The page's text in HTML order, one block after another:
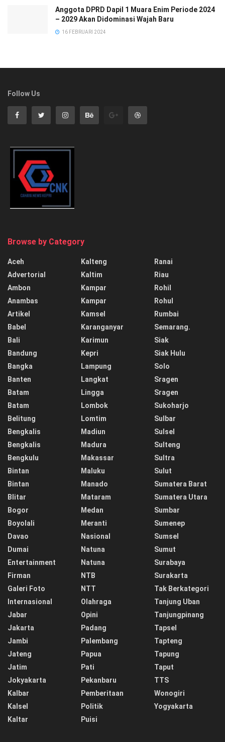
Anggota DPRD Dapil 1 Muara Enim Periode 2024
– 2029 Akan Didominasi Wajah Baru
16 FEBRUARI 2024
Follow Us
Browse by Category
Aceh
Advertorial
Ambon
Anambas
Artikel
Babel
Bali
Bandung
Bangka
Banten
Batam
Batam
Belitung
Bengkalis
Bengkalis
Bengkulu
Bintan
Bintan
Blitar
Bogor
Boyolali
Davao
Dumai
Entertainment
Firman
Galeri Foto
Internasional
Jabar
Jakarta
Jambi
Jateng
Jatim
Jokyakarta
Kalbar
Kalsel
Kaltar
Kalteng
Kaltim
Kampar
Kampar
Kamsel
Karanganyar
Karimun
Kepri
Lampung
Langkat
Lingga
Lombok
Lomtim
Madiun
Madura
Makassar
Maluku
Manado
Mataram
Medan
Meranti
Nasional
Natuna
Natuna
NTB
NTT
Olahraga
Opini
Padang
Palembang
Papua
Pati
Pekanbaru
Pemberitaan
Politik
Puisi
Ranai
Riau
Rohil
Rohul
Rumbai
Semarang.
Siak
Siak Hulu
Solo
Sragen
Sragen
Sukoharjo
Sulbar
Sulsel
Sulteng
Sultra
Sulut
Sumatera Barat
Sumatera Utara
Sumbar
Sumenep
Sumsel
Sumut
Surabaya
Surakarta
Tak Berkategori
Tanjung Uban
Tanjungpinang
Tapsel
Tapteng
Tapung
Taput
TTS
Wonogiri
Yogyakarta